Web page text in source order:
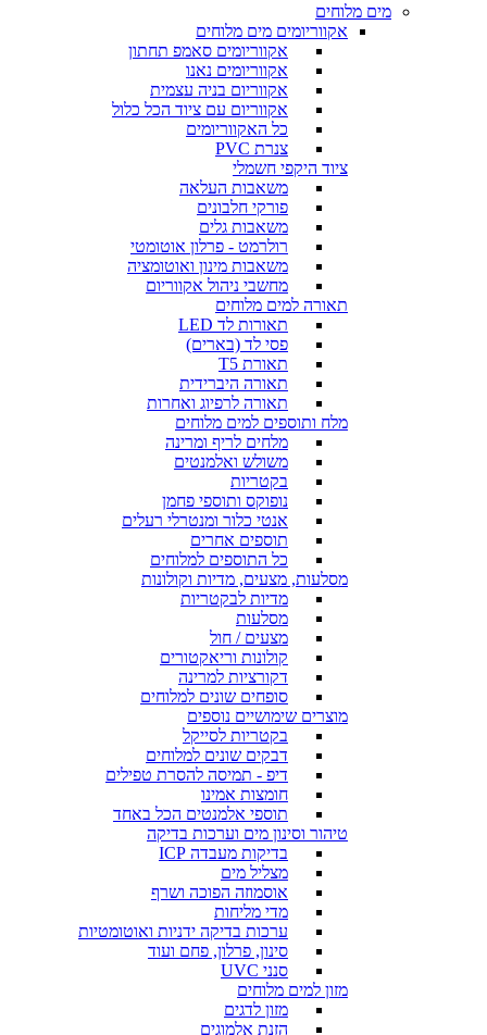
מים מלוחים
אקווריומים מים מלוחים
אקווריומים סאמפ תחתון
אקווריומים נאנו
אקווריום בניה עצמית
אקווריום עם ציוד הכל כלול
כל האקווריומים
צנרת PVC
ציוד היקפי חשמלי
משאבות העלאה
פורקי חלבונים
משאבות גלים
רולרמט - פרלון אוטומטי
משאבות מינון ואוטומציה
מחשבי ניהול אקווריום
תאורה למים מלוחים
תאורות לד LED
פסי לד (בארים)
תאורת T5
תאורה היברידית
תאורה לרפיוג ואחרות
מלח ותוספים למים מלוחים
מלחים לריף ומרינה
משולש ואלמנטים
בקטריות
נופוקס ותוספי פחמן
אנטי כלור ומנטרלי רעלים
תוספים אחרים
כל התוספים למלוחים
מסלעות, מצעים, מדיות וקולונות
מדיות לבקטריות
מסלעות
מצעים / חול
קולונות וריאקטורים
דקורציות למרינה
סופחים שונים למלוחים
מוצרים שימושיים נוספים
בקטריות לסייקל
דבקים שונים למלוחים
דיפ - תמיסה להסרת טפילים
חומצות אמינו
תוספי אלמנטים הכל באחד
טיהור וסינון מים וערכות בדיקה
בדיקות מעבדה ICP
מצליל מים
אוסמוזה הפוכה ושרף
מדי מליחות
ערכות בדיקה ידניות ואוטומטיות
סינון, פרלון, פחם ועוד
סנני UVC
מזון למים מלוחים
מזון לדגים
הזנת אלמוגים